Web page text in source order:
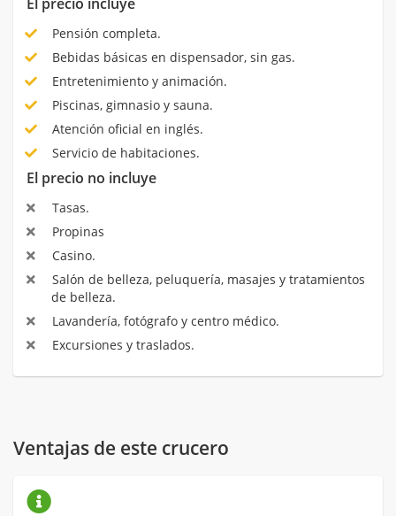
Pensión completa.
Bebidas básicas en dispensador, sin gas.
Entretenimiento y animación.
Piscinas, gimnasio y sauna.
Atención oficial en inglés.
Servicio de habitaciones.
El precio no incluye
Tasas.
Propinas
Casino.
Salón de belleza, peluquería, masajes y tratamientos
de belleza.
Lavandería, fotógrafo y centro médico.
Excursiones y traslados.
Ventajas de este crucero